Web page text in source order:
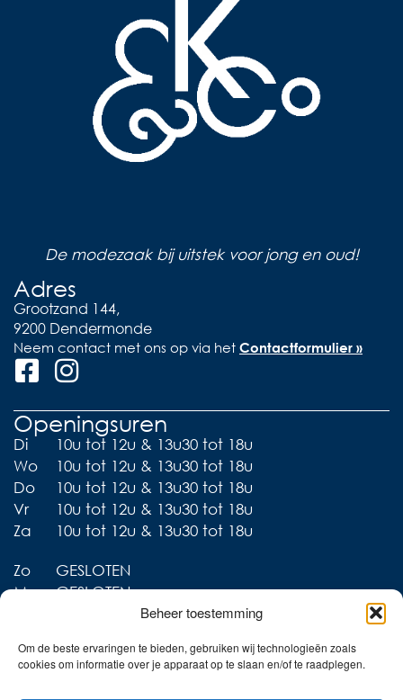
Beheer toestemming
Om de beste ervaringen te bieden, gebruiken wij technologieën zoals
cookies om informatie over je apparaat op te slaan en/of te raadplegen.
De modezaak bij uitstek voor jong en oud!
Adres
Grootzand 144,
9200 Dendermonde
Neem contact met ons op via het Contactformulier »
Openingsuren
Di
10u tot 12u & 13u30 tot 18u
Wo
10u tot 12u & 13u30 tot 18u
Do
10u tot 12u & 13u30 tot 18u
Vr
10u tot 12u & 13u30 tot 18u
Za
10u tot 12u & 13u30 tot 18u
Zo
GESLOTEN
Ma
GESLOTEN